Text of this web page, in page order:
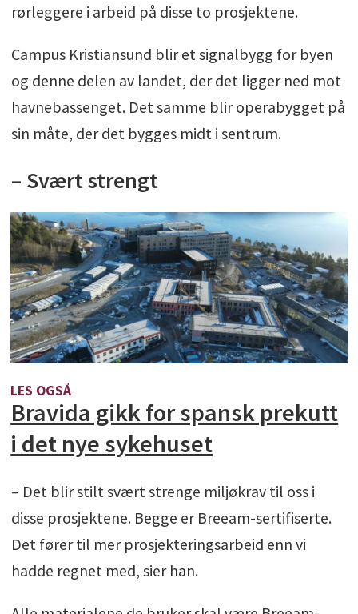
rørleggere i arbeid på disse to prosjektene.
Campus Kristiansund blir et signalbygg for byen
og denne delen av landet, der det ligger ned mot
havnebassenget. Det samme blir operabygget på
sin måte, der det bygges midt i sentrum.
– Svært strengt
LES OGSÅ
Bravida gikk for spansk prekutt
i det nye sykehuset
– Det blir stilt svært strenge miljøkrav til oss i
disse prosjektene. Begge er Breeam-sertifiserte.
Det fører til mer prosjekteringsarbeid enn vi
hadde regnet med, sier han.